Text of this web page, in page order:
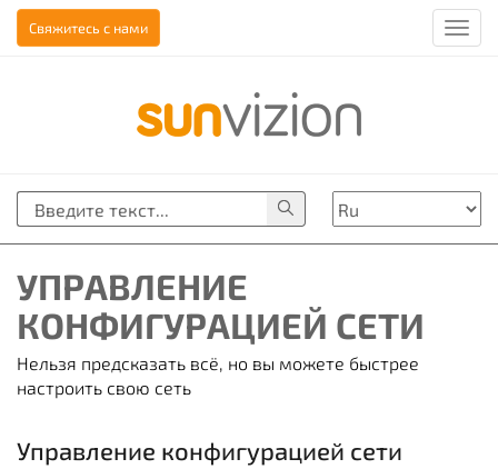
Свяжитесь с нами
Szukaj ПоискChose
language
УПРАВЛЕНИЕ
КОНФИГУРАЦИЕЙ СЕТИ
Нельзя предсказать всё, но вы можете быстрее
настроить свою сеть
Управление конфигурацией сети